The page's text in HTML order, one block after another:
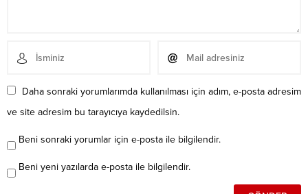
Daha sonraki yorumlarımda kullanılması için adım, e-posta adresim
ve site adresim bu tarayıcıya kaydedilsin.
Beni sonraki yorumlar için e-posta ile bilgilendir.
Beni yeni yazılarda e-posta ile bilgilendir.